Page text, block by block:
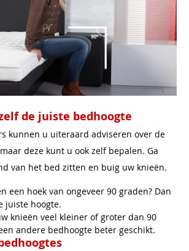
de juiste bedhoogte
kunnen u uiteraard adviseren over de
deze kunt u ook zelf bepalen. Ga
van het bed zitten en buig uw knieën.
een hoek van ongeveer 90 graden? Dan
juiste hoogte.
knieën veel kleiner of groter dan 90
andere bedhoogte beter geschikt.